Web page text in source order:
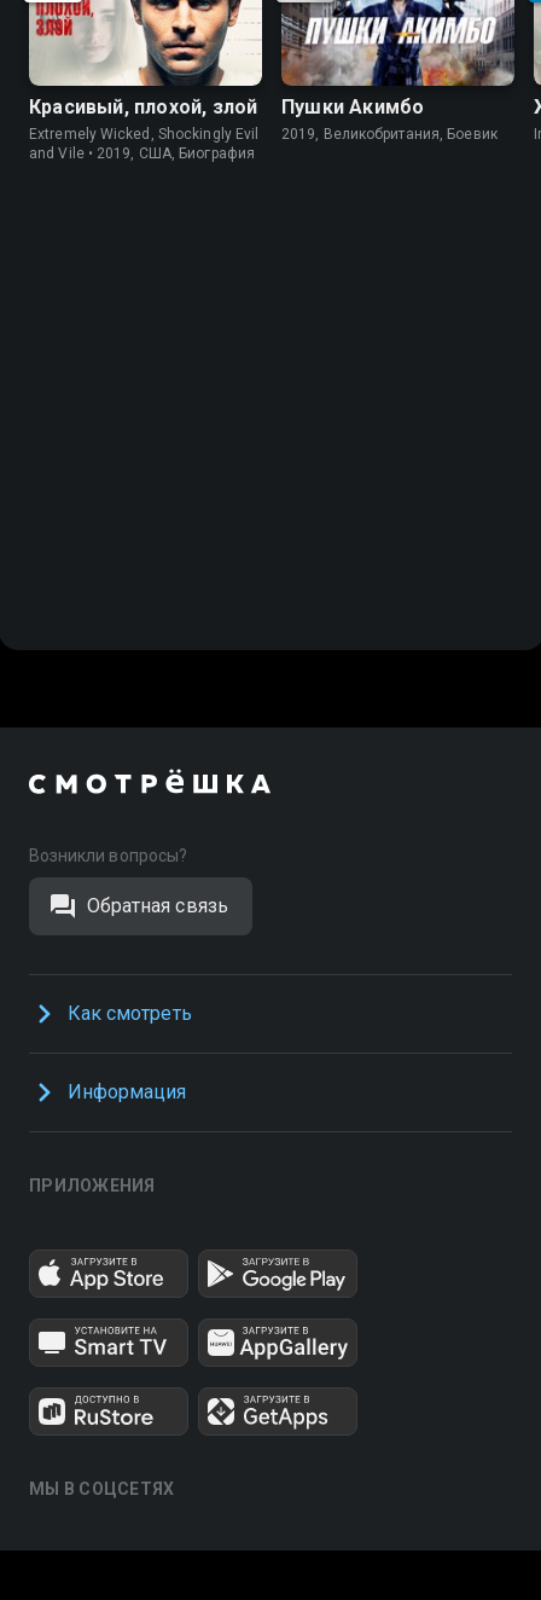
Красивый, плохой, злой
Extremely Wicked, Shockingly Evil
and Vile • 2019, США, Биография
Пушки Акимбо
2019, Великобритания, Боевик
Возникли вопросы?
Обратная связь
Как смотреть
Информация
ПРИЛОЖЕНИЯ
МЫ В СОЦСЕТЯХ